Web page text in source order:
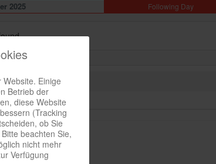
2025 Following Day
Einige
Betrieb der
diese Website
(Tracking
ob Sie
beachten Sie,
nicht mehr
Verfügung